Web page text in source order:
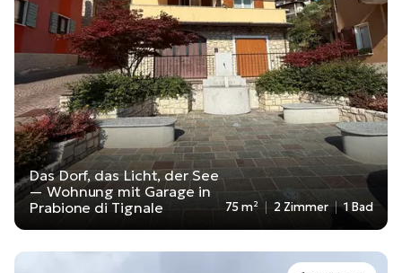
Das Dorf, das Licht, der See
— Wohnung mit Garage in
Prabione di Tignale
75 m² 2 Zimmer 1 Bad